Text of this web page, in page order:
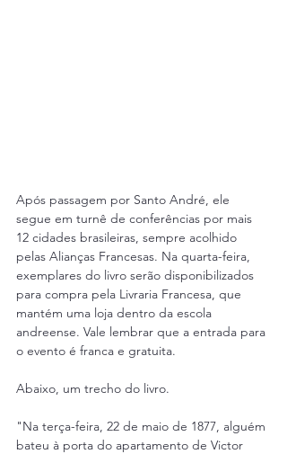
Após passagem por Santo André, ele
segue em turnê de conferências por mais
12 cidades brasileiras, sempre acolhido
pelas Alianças Francesas. Na quarta-feira,
exemplares do livro serão disponibilizados
para compra pela Livraria Francesa, que
mantém uma loja dentro da escola
andreense. Vale lembrar que a entrada para
o evento é franca e gratuita.
Abaixo, um trecho do livro.
"Na terça-feira, 22 de maio de 1877, alguém
bateu à porta do apartamento de Victor